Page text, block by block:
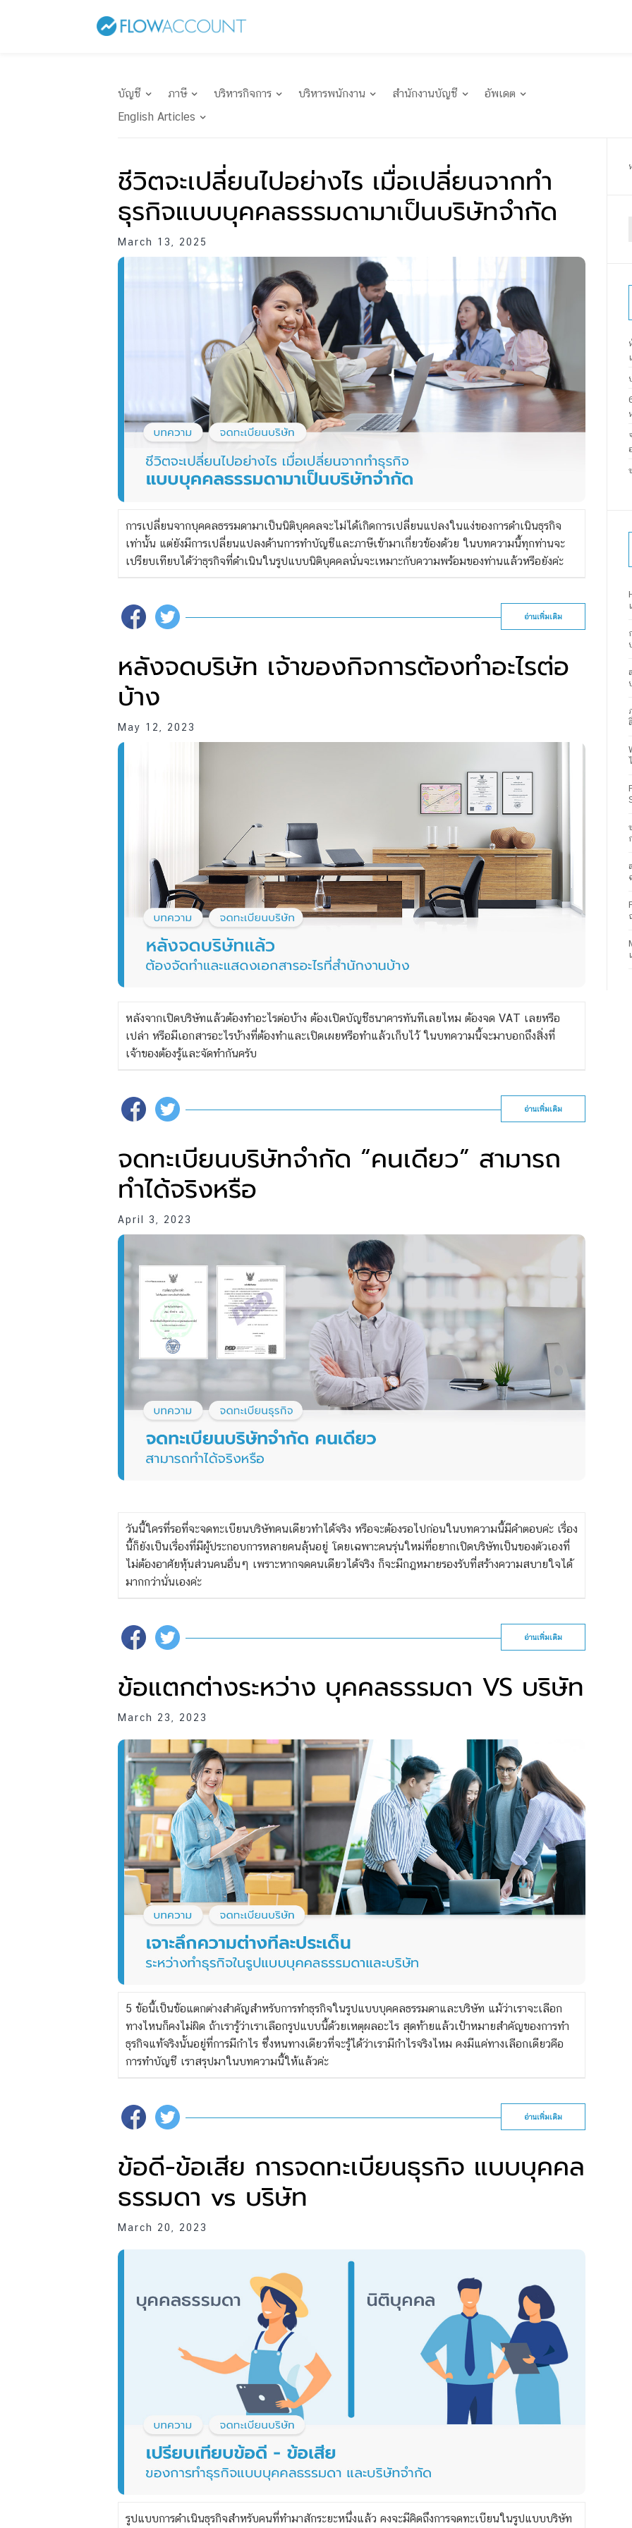
บัญชี ภาษี บริหารกิจการ บริหารพนักงาน สำนักงานบัญชี
อัพเดต
English Articles
ชีวิตจะเปลี่ยนไปอย่างไร เมื่อเปลี่ยนจากทำ
ธุรกิจแบบบุคคลธรรมดามาเป็นบริษัทจำกัด
March 13, 2025
การเปลี่ยนจากบุคคลธรรมดามาเป็นนิติบุคคลจะไม่ได้เกิดการเปลี่ยนแปลงในแง่ของการดำเนินธุรกิจ
เท่านั้น แต่ยังมีการเปลี่ยนแปลงด้านการทำบัญชีและภาษีเข้ามาเกี่ยวข้องด้วย ในบทความนี้ทุกท่านจะ
เปรียบเทียบได้ว่าธุรกิจที่ดำเนินในรูปแบบนิติบุคคลนั่นจะเหมาะกับความพร้อมของท่านแล้วหรือยังค่ะ
อ่านเพิ่มเติม
หลังจดบริษัท เจ้าของกิจการต้องทำอะไรต่อ
บ้าง
May 12, 2023
หลังจากเปิดบริษัทแล้วต้องทำอะไรต่อบ้าง ต้องเปิดบัญชีธนาคารทันทีเลยไหม ต้องจด VAT เลยหรือ
เปล่า หรือมีเอกสารอะไรบ้างที่ต้องทำและเปิดเผยหรือทำแล้วเก็บไว้ ในบทความนี้จะมาบอกถึงสิ่งที่
เจ้าของต้องรู้และจัดทำกันครับ
อ่านเพิ่มเติม
จดทะเบียนบริษัทจำกัด “คนเดียว” สามารถ
ทำได้จริงหรือ
April 3, 2023
วันนี้ใครที่รอที่จะจดทะเบียนบริษัทคนเดียวทำได้จริง หรือจะต้องรอไปก่อนในบทความนี้มีคำตอบค่ะ เรื่อง
นี้ก็ยังเป็นเรื่องที่มีผู้ประกอบการหลายคนลุ้นอยู่ โดยเฉพาะคนรุ่นใหม่ที่อยากเปิดบริษัทเป็นของตัวเองที่
ไม่ต้องอาศัยหุ้นส่วนคนอื่นๆ เพราะหากจดคนเดียวได้จริง ก็จะมีกฎหมายรองรับที่สร้างความสบายใจได้
มากกว่านั่นเองค่ะ
อ่านเพิ่มเติม
ข้อแตกต่างระหว่าง บุคคลธรรมดา VS บริษัท
March 23, 2023
5 ข้อนี้เป็นข้อแตกต่างสำคัญสำหรับการทำธุรกิจในรูปแบบบุคคลธรรมดาและบริษัท แม้ว่าเราจะเลือก
ทางไหนก็คงไม่ผิด ถ้าเรารู้ว่าเราเลือกรูปแบบนี้ด้วยเหตุผลอะไร สุดท้ายแล้วเป้าหมายสำคัญของการทำ
ธุรกิจแท้จริงนั้นอยู่ที่การมีกำไร ซึ่งหนทางเดียวที่จะรู้ได้ว่าเรามีกำไรจริงไหม คงมีแค่ทางเลือกเดียวคือ
การทำบัญชี เราสรุปมาในบทความนี้ให้แล้วค่ะ
อ่านเพิ่มเติม
ข้อดี-ข้อเสีย การจดทะเบียนธุรกิจ แบบบุคคล
ธรรมดา vs บริษัท
March 20, 2023
รูปแบบการดำเนินธุรกิจสำหรับคนที่ทำมาสักระยะหนึ่งแล้ว คงจะมีคิดถึงการจดทะเบียนในรูปแบบบริษัท